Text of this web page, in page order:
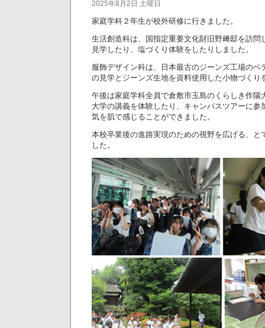
2025年8月2日 土曜日
家庭学科２年生が校外研修に行きました。
生活創造科は、国指定重要文化財旧野﨑邸を訪問
見学したり、塩づくり体験をしたりしました。
服飾デザイン科は、日本最古のジーンズ工場のベ
の見学とジーンズ生地を資料使用した小物づくり
午後は家庭学科全員で倉敷市玉島のくらしき作陽
大学の講義を体験したり、キャンパスツアーに参
気を肌で感じることができました。
本校卒業後の進路実現のための視野を広げる、と
した。